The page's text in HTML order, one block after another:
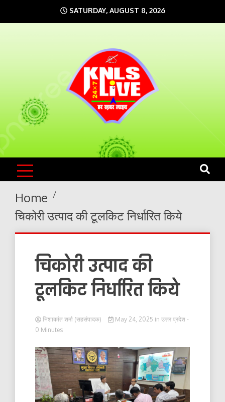
to
SATURDAY, AUGUST 8, 2026
KNLS LIVE
India`s No.1 News Portal
Home
चिकोरी उत्पाद की टूलकिट निर्धारित किये
चिकोरी उत्पाद की
टूलकिट निर्धारित किये
निशाकांत शर्मा (सहसंपादक) May 24, 2025 in उत्तर प्रदेश -
0 Minutes